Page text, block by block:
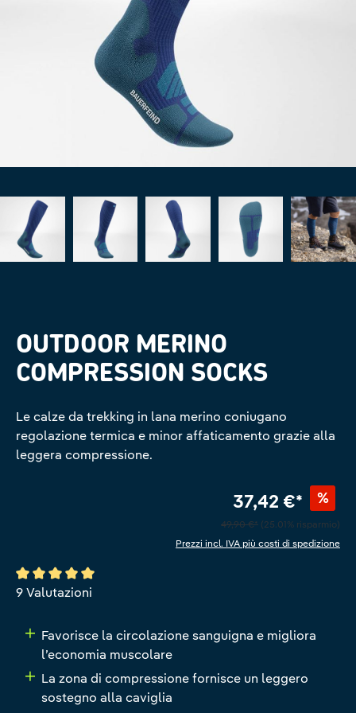
OUTDOOR MERINO
COMPRESSION SOCKS
Le calze da trekking in lana merino coniugano
regolazione termica e minor affaticamento grazie alla
leggera compressione.
37,42 €* %
49,90 €* (25.01% risparmio)
Prezzi incl. IVA più costi di spedizione
Valutazione media di 5 su 5 stelle
9 Valutazioni
Favorisce la circolazione sanguigna e migliora
l’economia muscolare
La zona di compressione fornisce un leggero
sostegno alla caviglia